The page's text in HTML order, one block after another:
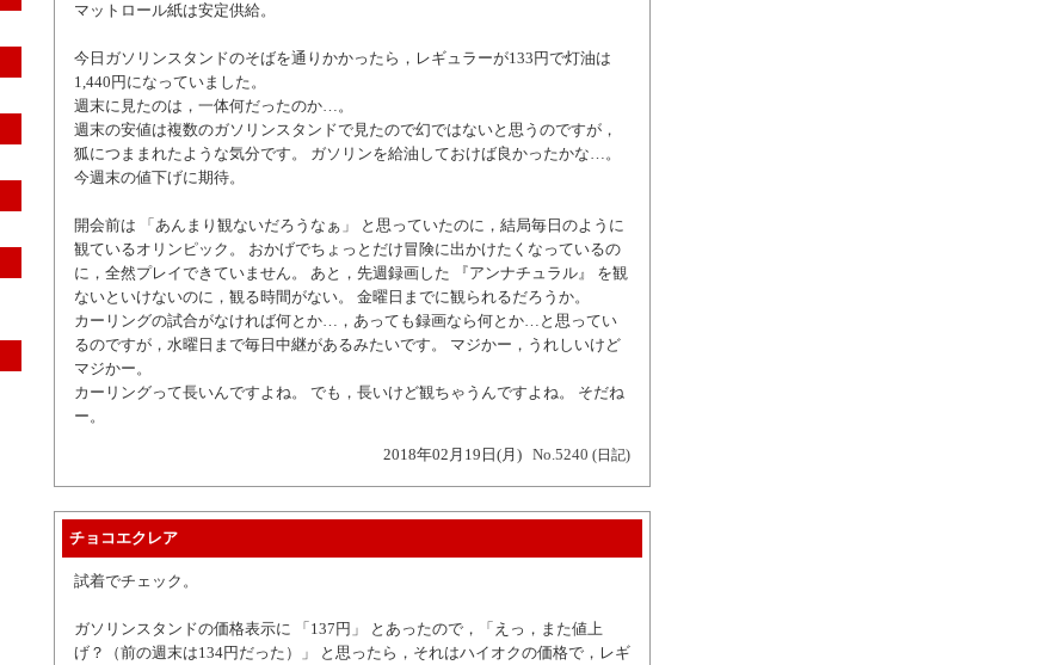
マットロール紙は安定供給。
今日ガソリンスタンドのそばを通りかかったら，レギュラーが133円で灯油は
1,440円になっていました。
週末に見たのは，一体何だったのか…。
週末の安値は複数のガソリンスタンドで見たので幻ではないと思うのですが，
狐につままれたような気分です。 ガソリンを給油しておけば良かったかな…。
今週末の値下げに期待。
開会前は 「あんまり観ないだろうなぁ」 と思っていたのに，結局毎日のように
観ているオリンピック。 おかげでちょっとだけ冒険に出かけたくなっているの
に，全然プレイできていません。 あと，先週録画した 『アンナチュラル』 を観
ないといけないのに，観る時間がない。 金曜日までに観られるだろうか。
カーリングの試合がなければ何とか…，あっても録画なら何とか…と思ってい
るのですが，水曜日まで毎日中継があるみたいです。 マジかー，うれしいけど
マジかー。
カーリングって長いんですよね。 でも，長いけど観ちゃうんですよね。 そだね
ー。
2018年02月19日(月) No.5240 (日記)
チョコエクレア
試着でチェック。
ガソリンスタンドの価格表示に 「137円」 とあったので，「えっ，また値上
げ？（前の週末は134円だった）」 と思ったら，それはハイオクの価格で，レギ